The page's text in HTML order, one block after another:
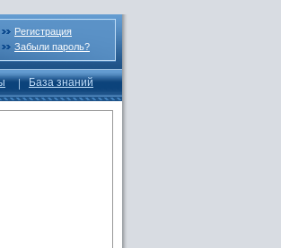
Регистрация
Забыли пароль?
База знаний